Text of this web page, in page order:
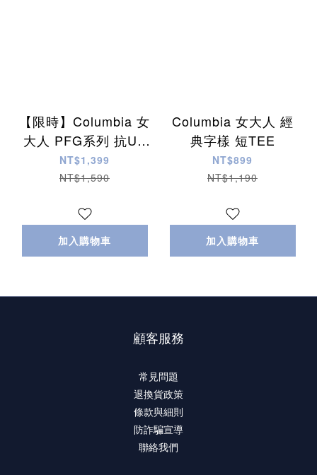
【限時】Columbia 女
大人 PFG系列 抗UV
涼感 排汗 速乾 滑面材
質 防曬長TEE (3色)
NT$1,399
NT$1,590
加入購物車
Columbia 女大人 經
典字樣 短TEE
NT$899
NT$1,190
加入購物車
顧客服務
常見問題
退換貨政策
條款與細則
防詐騙宣導
聯絡我們